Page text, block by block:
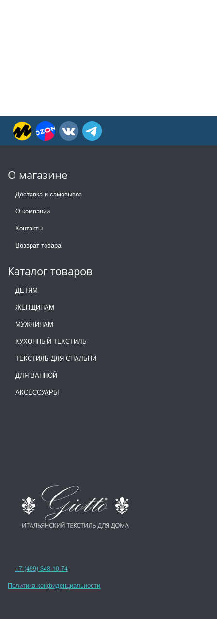
О магазине
Доставка и самовывоз
О компании
Контакты
Возврат товара
Каталог товаров
ДЕТЯМ
ЖЕНЩИНАМ
МУЖЧИНАМ
КУХОННЫЙ ТЕКСТИЛЬ
ТЕКСТИЛЬ ДЛЯ СПАЛЬНИ
ДЛЯ ВАННОЙ
АКСЕССУАРЫ
+7 (499) 348-10-74
Политика конфиденциальности